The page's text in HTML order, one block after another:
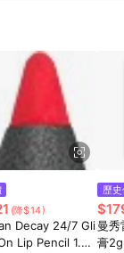
(降$14)
Decay 24/7 Gli
Lip Pencil 1.2g
歷
曼秀
膏